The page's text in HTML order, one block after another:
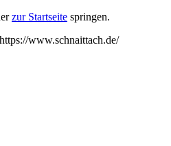
zur Startseite springen.
www.schnaittach.de/